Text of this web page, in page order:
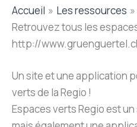
Accueil
Les ressources
Retrouvez tous les
http://
Un site et une application
verts de la Regio !
Espaces verts Regio est